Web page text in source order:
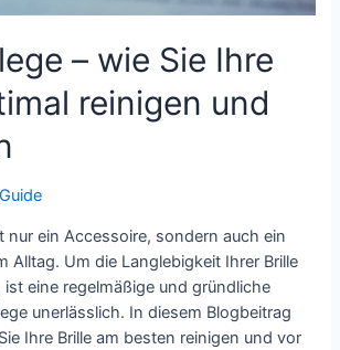
– wie Sie Ihre
reinigen und
nur ein Accessoire, sondern auch ein
Alltag. Um die Langlebigkeit Ihrer Brille
eine regelmäßige und gründliche
unerlässlich. In diesem Blogbeitrag
Ihre Brille am besten reinigen und vor